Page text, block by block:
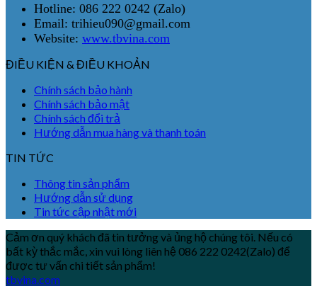
Hotline: 086 222 0242 (Zalo)
Email: trihieu090@gmail.com
Website: www.tbvina.com
ĐIỀU KIỆN & ĐIỀU KHOẢN
Chính sách bảo hành
Chính sách bảo mật
Chính sách đổi trả
Hướng dẫn mua hàng và thanh toán
TIN TỨC
Thông tin sản phẩm
Hướng dẫn sử dụng
Tin tức cập nhật mới
Cảm ơn quý khách đã tin tưởng và ủng hộ chúng tôi. Nếu có
bất kỳ thắc mắc, xin vui lòng liên hệ 086 222 0242(Zalo) để
được tư vấn chi tiết sản phẩm!
tbvina.com